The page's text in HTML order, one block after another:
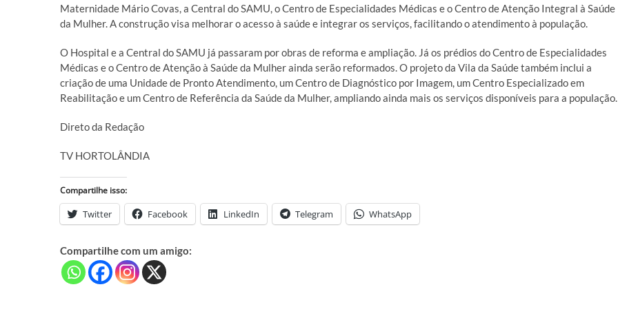
Maternidade Mário Covas, a Central do SAMU, o Centro de Especialidades Médicas e o Centro de Atenção Integral à Saúde
da Mulher. A construção visa melhorar o acesso à saúde e integrar os serviços, facilitando o atendimento à população.
O Hospital e a Central do SAMU já passaram por obras de reforma e ampliação. Já os prédios do Centro de Especialidades
Médicas e o Centro de Atenção à Saúde da Mulher ainda serão reformados. O projeto da Vila da Saúde também inclui a
criação de uma Unidade de Pronto Atendimento, um Centro de Diagnóstico por Imagem, um Centro Especializado em
Reabilitação e um Centro de Referência da Saúde da Mulher, ampliando ainda mais os serviços disponíveis para a população.
Direto da Redação
TV HORTOLÂNDIA
Compartilhe isso:
Twitter Facebook LinkedIn Telegram WhatsApp
Compartilhe com um amigo: